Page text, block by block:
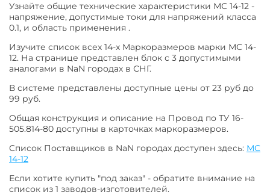
Узнайте общие технические характеристики МС 14-12 -
напряжение, допустимые токи для напряжений класса
0.1, и область применения .
Изучите список всех 14-х Маркоразмеров марки МС 14-
12. На странице представлен блок с 3 допустимыми
аналогами в NaN городах в СНГ.
В системе представлены доступные цены от 23 руб до
99 руб.
Общая конструкция и описание на Провод по ТУ 16-
505.814-80 доступны в карточках маркоразмеров.
Список Поставщиков в NaN городах доступен здесь: МС
14-12
Если хотите купить "под заказ" - обратите внимание на
список из 1 заводов-изготовителей.